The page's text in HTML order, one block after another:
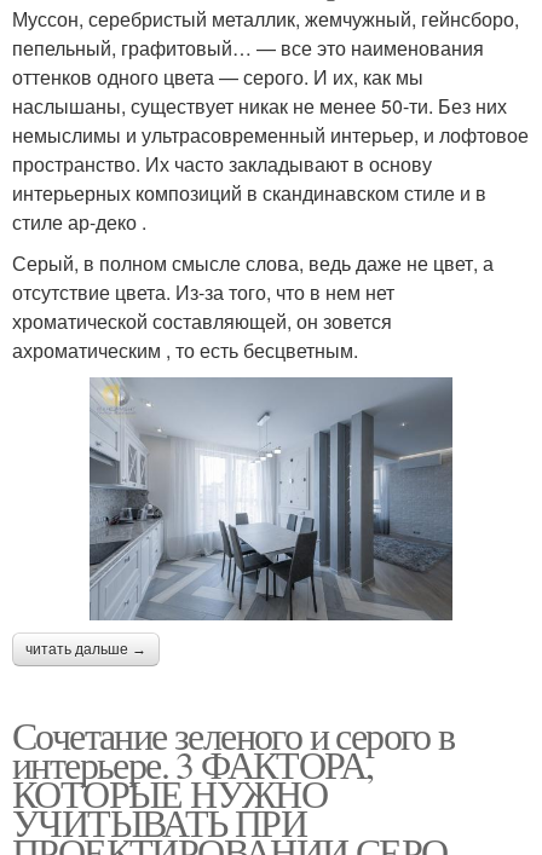
Муссон, серебристый металлик, жемчужный, гейнсборо,
пепельный, графитовый… — все это наименования
оттенков одного цвета — серого. И их, как мы
наслышаны, существует никак не менее 50-ти. Без них
немыслимы и ультрасовременный интерьер, и лофтовое
пространство. Их часто закладывают в основу
интерьерных композиций в скандинавском стиле и в
стиле ар-деко .
Серый, в полном смысле слова, ведь даже не цвет, а
отсутствие цвета. Из-за того, что в нем нет
хроматической составляющей, он зовется
ахроматическим , то есть бесцветным.
читать дальше →
Сочетание зеленого и серого в
интерьере. 3 ФАКТОРА,
КОТОРЫЕ НУЖНО
УЧИТЫВАТЬ ПРИ